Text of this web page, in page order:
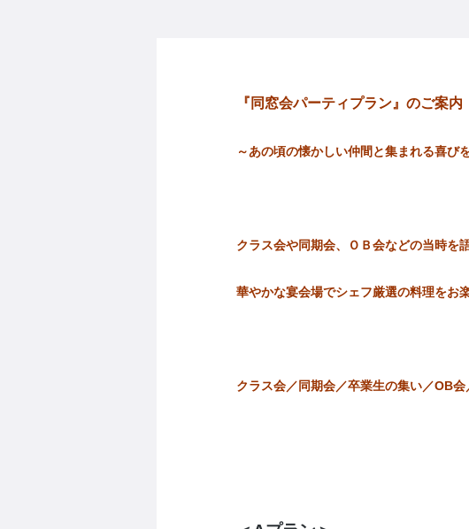
『同窓会パーティプラン』のご案内
～あの頃の懐かしい仲間と集まれる喜び
クラス会や同期会、ＯＢ会などの当時を
華やかな宴会場でシェフ厳選の料理をお
クラス会／同期会／卒業生の集い／OB